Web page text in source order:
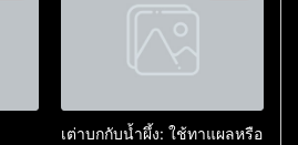
เต่าบกกับน้ำผึ้ง: ใช้ทาแผลหรือ